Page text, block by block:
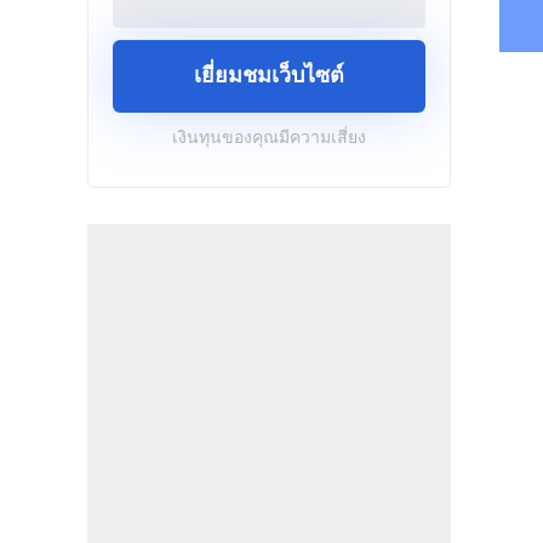
เยี่ยมชมเว็บไซต์
เงินทุนของคุณมีความเสี่ยง